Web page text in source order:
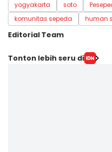
yogyakarta soto
komunitas sepeda
human
Editorial Team
Editor
Tonton lebih seru di